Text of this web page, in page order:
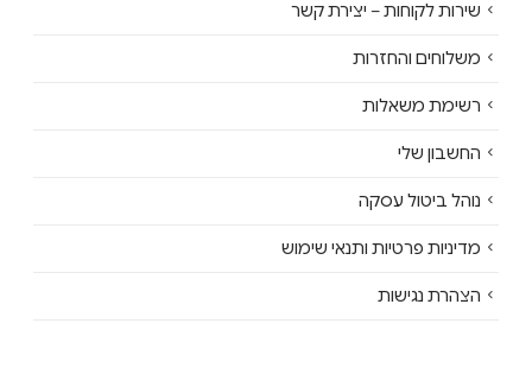
שירות לקוחות – יצירת קשר
משלוחים והחזרות
רשימת משאלות
החשבון שלי
נוהל ביטול עסקה
מדיניות פרטיות ותנאי שימוש
הצהרת נגישות